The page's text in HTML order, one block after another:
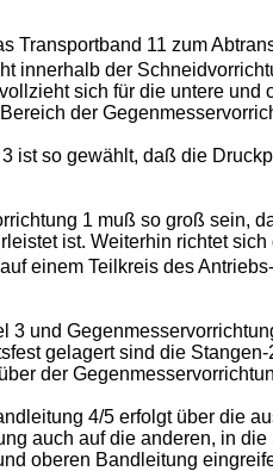
Transportband 11 zum
innerhalb der
sich für die untere
der
ist so gewählt, daß die
1 muß so groß sein,
ist. Weiterhin richtet
einem Teilkreis des
3 und
gelagert sind die
der
4/5 erfolgt über die
auch auf die anderen, in
oberen Bandleitung